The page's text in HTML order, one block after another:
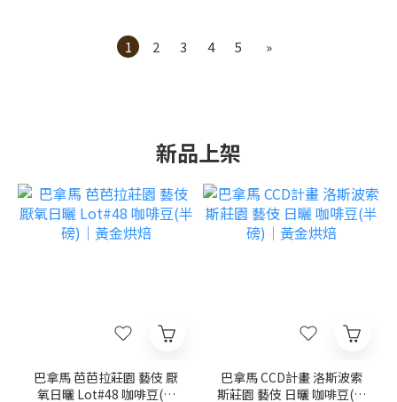
1 2 3 4 5 »
新品上架
巴拿馬 芭芭拉莊園 藝伎 厭
氧日曬 Lot#48 咖啡豆(半
巴拿馬 CCD計畫 洛斯波索
斯莊園 藝伎 日曬 咖啡豆(半